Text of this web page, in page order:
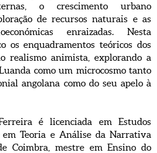
o crescimento urbano
de recursos naturais e as
enraizadas. Nesta
os enquadramentos teóricos dos
realismo animista, explorando a
como um microcosmo tanto
angolana como do seu apelo à
é licenciada em Estudos
em Teoria e Análise da Narrativa
Coimbra, mestre em Ensino do